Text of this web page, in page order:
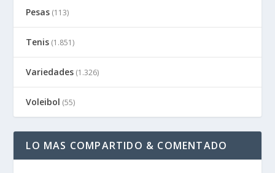
Pesas (113)
Tenis (1.851)
Variedades (1.326)
Voleibol (55)
LO MAS COMPARTIDO & COMENTADO